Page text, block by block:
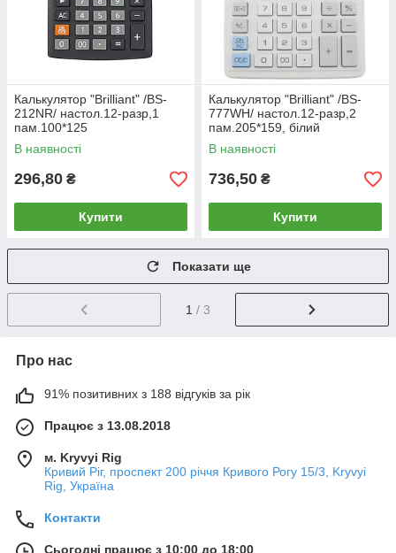
Калькулятор "Brilliant" /BS-
212NR/ настол.12-разр,1
пам.100*125
В наявності
296,80 ₴
Купити
Калькулятор "Brilliant" /BS-
777WH/ настол.12-разр,2
пам.205*159, білий
В наявності
736,50 ₴
Купити
Показати ще
1 / 3
Про нас
91% позитивних з 188 відгуків за рік
Працює з 13.08.2018
м. Kryvyi Rig
Кривий Ріг, проспект 200 річчя Кривого Рогу 15/3, Kryvyi
Rig, Україна
Контакти
Сьогодні працює з 10:00 до 18:00